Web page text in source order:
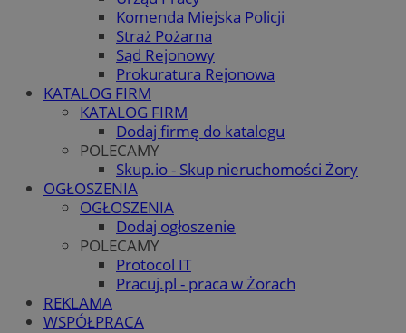
Komenda Miejska Policji
Straż Pożarna
Sąd Rejonowy
Prokuratura Rejonowa
KATALOG FIRM
KATALOG FIRM
Dodaj firmę do katalogu
POLECAMY
Skup.io - Skup nieruchomości Żory
OGŁOSZENIA
OGŁOSZENIA
Dodaj ogłoszenie
POLECAMY
Protocol IT
Pracuj.pl - praca w Żorach
REKLAMA
WSPÓŁPRACA